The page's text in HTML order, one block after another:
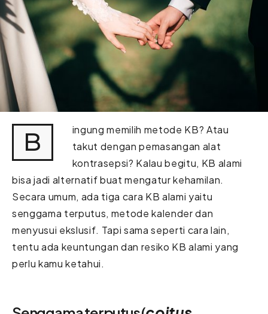
B
ingung memilih metode KB? Atau
takut dengan pemasangan alat
kontrasepsi? Kalau begitu, KB alami
bisa jadi alternatif buat mengatur kehamilan.
Secara umum, ada tiga cara KB alami yaitu
senggama terputus, metode kalender dan
menyusui ekslusif. Tapi sama seperti cara lain,
tentu ada keuntungan dan resiko KB alami yang
perlu kamu ketahui.